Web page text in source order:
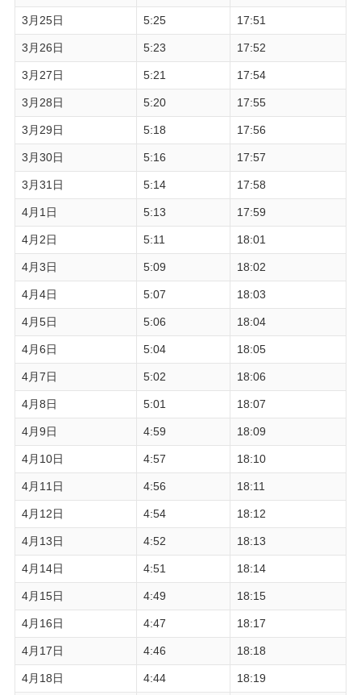
3月25日 5:25 17:51
3月26日 5:23 17:52
3月27日 5:21 17:54
3月28日 5:20 17:55
3月29日 5:18 17:56
3月30日 5:16 17:57
3月31日 5:14 17:58
4月1日 5:13 17:59
4月2日 5:11 18:01
4月3日 5:09 18:02
4月4日 5:07 18:03
4月5日 5:06 18:04
4月6日 5:04 18:05
4月7日 5:02 18:06
4月8日 5:01 18:07
4月9日 4:59 18:09
4月10日 4:57 18:10
4月11日 4:56 18:11
4月12日 4:54 18:12
4月13日 4:52 18:13
4月14日 4:51 18:14
4月15日 4:49 18:15
4月16日 4:47 18:17
4月17日 4:46 18:18
4月18日 4:44 18:19